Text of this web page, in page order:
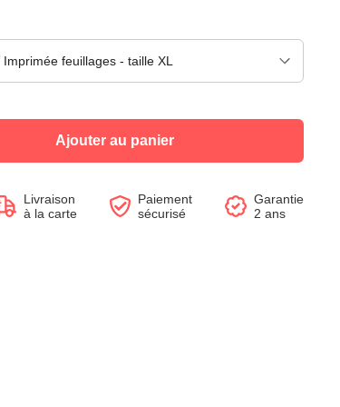
Ajouter au panier
Livraison
à la carte
Paiement
sécurisé
Garantie
2 ans